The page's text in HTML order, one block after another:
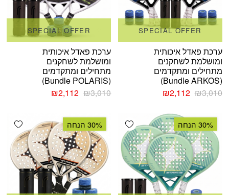
SPECIAL OFFER
ערכת פאדל איכותית
ומושלמת לשחקנים
מתחילים ומתקדמים
(Bundle ARKOS)
₪3,010
המחיר
₪3,010.
₪2,112
הוא:
₪2,112.
SPECIAL OFFER
ערכת פאדל איכותית
ומושלמת לשחקנים
מתחילים ומתקדמים
(Bundle POLARIS)
₪3,010
המחיר
₪3,010.
₪2,112 המחיר
₪2,112.
Add wishlist 30% הנחה 30% הנחה